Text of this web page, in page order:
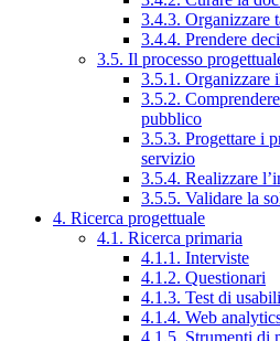
3.4.3. Organizzare
3.4.4. Prendere
3.5. Il processo
3.5.1. Organizzare
3.5.2.
pubblico
3.5.3. Progettare i
servizio
3.5.4. Realizzare
3.5.5. Validare la
4. Ricerca progettuale
4.1. Ricerca primaria
4.1.1. Interviste
4.1.2. Questionari
4.1.3. Test di
4.1.4. Web
4.1.5. Strumenti di